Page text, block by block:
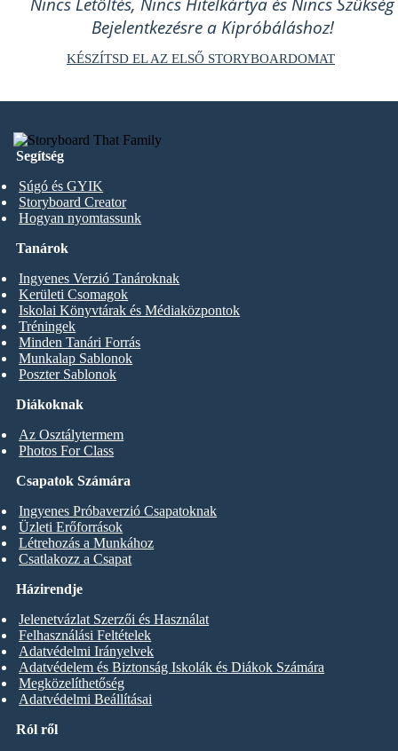
Nincs Letöltés, Nincs Hitelkártya és Nincs Szükség
Bejelentkezésre a Kipróbáláshoz!
KÉSZÍTSD EL AZ ELSŐ STORYBOARDOMAT
Segítség
Súgó és GYIK
Storyboard Creator
Hogyan nyomtassunk
Diákoknak
Az Osztálytermem
Photos For Class
Tanárok
Ingyenes Verzió Tanároknak
Kerületi Csomagok
Iskolai Könyvtárak és Médiaközpontok
Tréningek
Minden Tanári Forrás
Munkalap Sablonok
Poszter Sablonok
Csapatok Számára
Ingyenes Próbaverzió Csapatoknak
Üzleti Erőforrások
Létrehozás a Munkához
Csatlakozz a Csapat
Ról ről
Házirendje
Jelenetvázlat Szerzői és Használat
Felhasználási Feltételek
Adatvédelmi Irányelvek
Adatvédelem és Biztonság Iskolák és Diákok Számára
Megközelíthetőség
Adatvédelmi Beállításai